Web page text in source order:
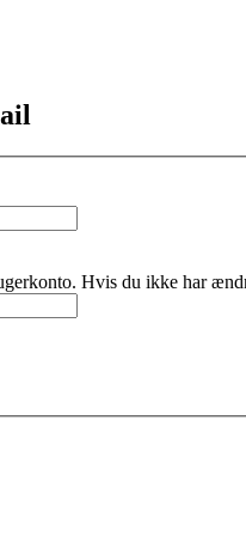
Hvis du ikke har